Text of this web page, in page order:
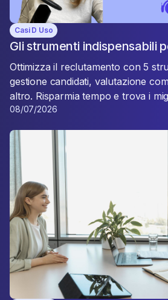
Casi D Uso
Gli strumenti indispensabili
Ottimizza il reclutamento con 5
gestione candidati, valutazione
altro. Risparmia tempo e trova i
08/07/2026